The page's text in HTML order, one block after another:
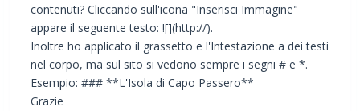
contenuti? Cliccando sull'icona "Inserisci Immagine"
appare il seguente testo: ![](http://).
Inoltre ho applicato il grassetto e l'Intestazione a dei testi
nel corpo, ma sul sito si vedono sempre i segni # e *.
Esempio: ### **L'Isola di Capo Passero**
Grazie